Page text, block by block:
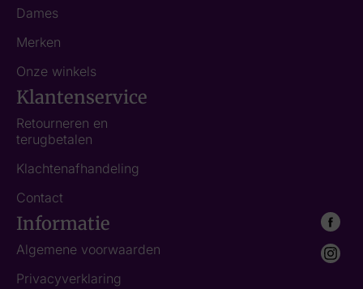
Dames
Merken
Onze winkels
Klantenservice
Retourneren en
terugbetalen
Klachtenafhandeling
Contact
Informatie
Algemene voorwaarden
Privacyverklaring